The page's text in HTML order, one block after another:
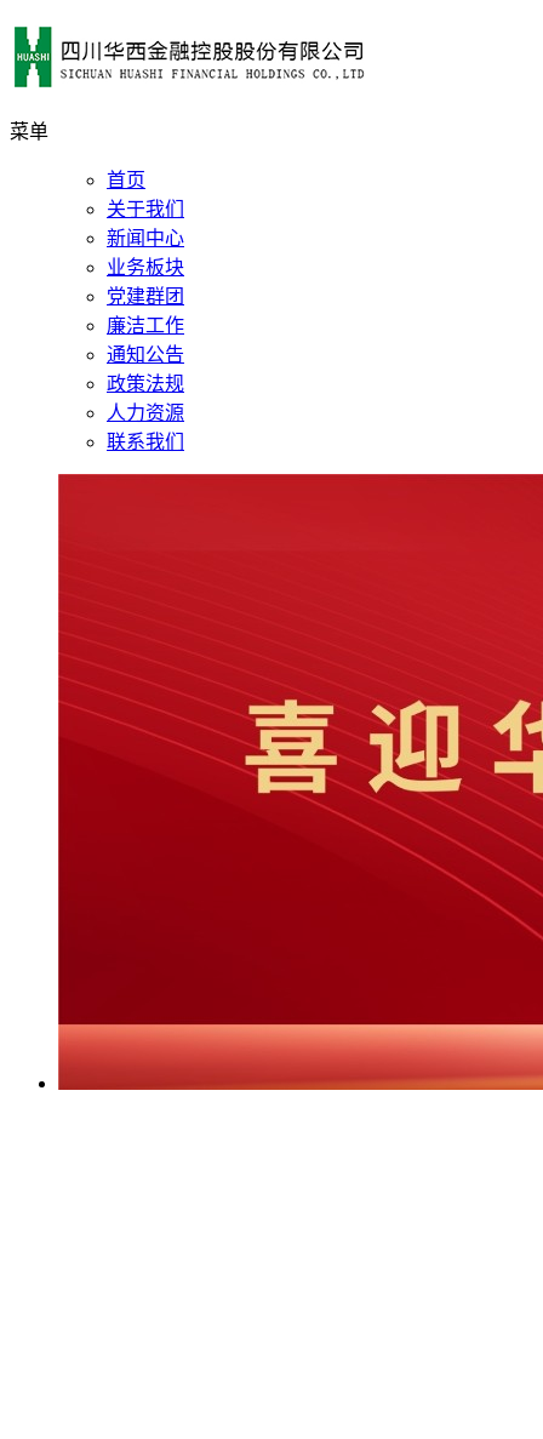
菜单
首页
关于我们
新闻中心
业务板块
党建群团
廉洁工作
通知公告
政策法规
人力资源
联系我们